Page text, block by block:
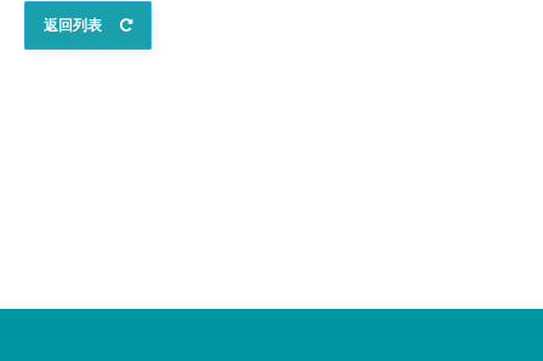
返回列表